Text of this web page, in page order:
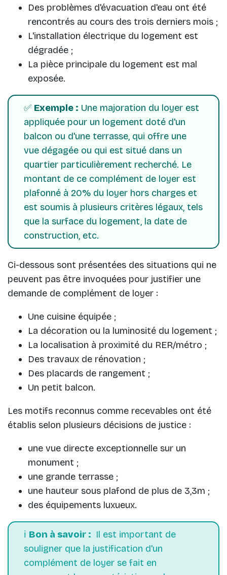
Des problèmes d'évacuation d'eau ont été
rencontrés au cours des trois derniers mois ;
L'installation électrique du logement est
dégradée ;
La pièce principale du logement est mal
exposée.
✅ Exemple : Une majoration du loyer est
appliquée pour un logement doté d'un
balcon ou d'une terrasse, qui offre une
vue dégagée ou qui est situé dans un
quartier particulièrement recherché. Le
montant de ce complément de loyer est
plafonné à 20% du loyer hors charges et
est soumis à plusieurs critères légaux, tels
que la surface du logement, la date de
construction, etc.
Ci-dessous sont présentées des situations qui ne
peuvent pas être invoquées pour justifier une
demande de complément de loyer :
Une cuisine équipée ;
La décoration ou la luminosité du logement ;
La localisation à proximité du RER/métro ;
Des travaux de rénovation ;
Des placards de rangement ;
Un petit balcon.
Les motifs reconnus comme recevables ont été
établis selon plusieurs décisions de justice :
une vue directe exceptionnelle sur un
monument ;
une grande terrasse ;
une hauteur sous plafond de plus de 3,3m ;
des équipements luxueux.
ℹ️ Bon à savoir : Il est important de
souligner que la justification d'un
complément de loyer se fait en